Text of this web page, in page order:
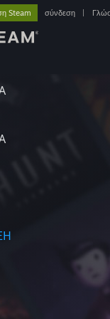
Steam σύνδεση